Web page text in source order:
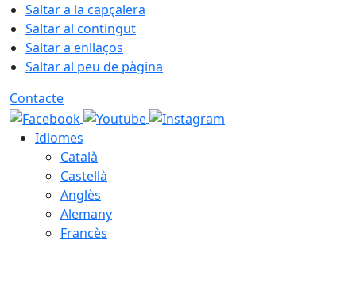
Saltar a la capçalera
Saltar al contingut
Saltar a enllaços
Saltar al peu de pàgina
Contacte
Idiomes
Català
Castellà
Anglès
Alemany
Francès